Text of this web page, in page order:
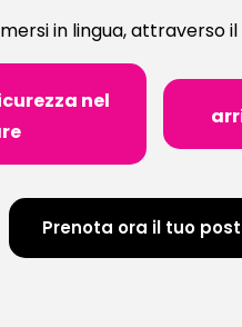
in lingua, attraverso
nel
Prenota ora il tuo